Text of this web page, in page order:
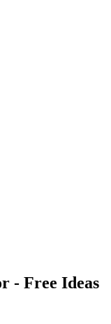
- Free Ideas